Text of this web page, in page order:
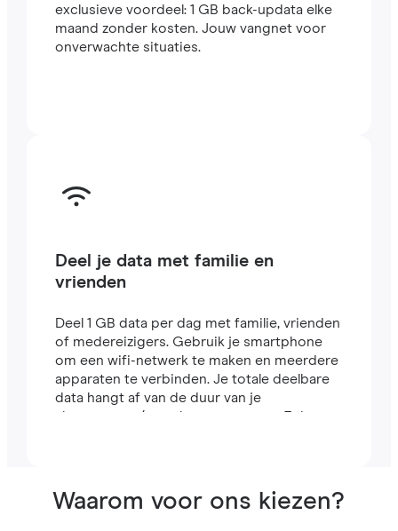
exclusieve voordeel: 1 GB back-updata elke
maand zonder kosten. Jouw vangnet voor
onverwachte situaties.
Deel je data met familie en
vrienden
Deel 1 GB data per dag met familie, vrienden
of medereizigers. Gebruik je smartphone
om een wifi-netwerk te maken en meerdere
apparaten te verbinden. Je totale deelbare
data hangt af van de duur van je
abonnement (een abonnement van 7 dagen
Waarom voor ons kiezen?